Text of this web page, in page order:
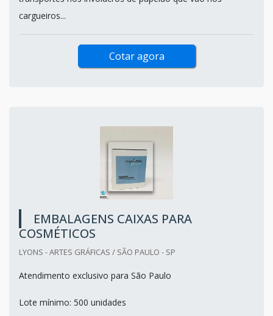
cargueiros...
Cotar agora
EMBALAGENS CAIXAS PARA
COSMÉTICOS
LYONS - ARTES GRÁFICAS / SÃO PAULO - SP
Atendimento exclusivo para São Paulo
Lote mínimo: 500 unidades